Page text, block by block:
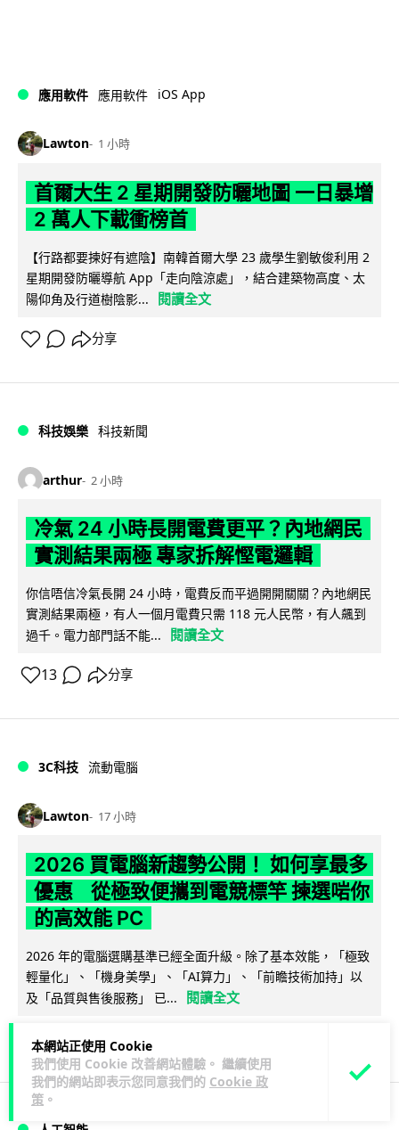
本網站正使用 Cookie
我們使用 Cookie 改善網站體驗。 繼續使用
我們的網站即表示您同意我們的 Cookie 政
策 。
應用軟件 應用軟件 iOS App
Lawton 1 小時
首爾大生 2 星期開發防曬地圖 一日暴增
2 萬人下載衝榜首
【行路都要揀好有遮陰】南韓首爾大學 23 歲學生劉敏俊利用 2
星期開發防曬導航 App「走向陰涼處」，結合建築物高度、太
陽仰角及行道樹陰影...
閱讀全文
分享
科技娛樂 科技新聞
arthur 2 小時
冷氣 24 小時長開電費更平？內地網民
實測結果兩極 專家拆解慳電邏輯
你信唔信冷氣長開 24 小時，電費反而平過開開關關？內地網民
實測結果兩極，有人一個月電費只需 118 元人民幣，有人飆到
過千。電力部門話不能...
閱讀全文
13 分享
3C科技 流動電腦
Lawton 17 小時
2026 買電腦新趨勢公開！ 如何享最多
優惠 從極致便攜到電競標竿 揀選啱你
的高效能 PC
2026 年的電腦選購基準已經全面升級。除了基本效能，「極致
輕量化」、「機身美學」、「AI算力」、「前瞻技術加持」以
及「品質與售後服務」 已...
閱讀全文
18